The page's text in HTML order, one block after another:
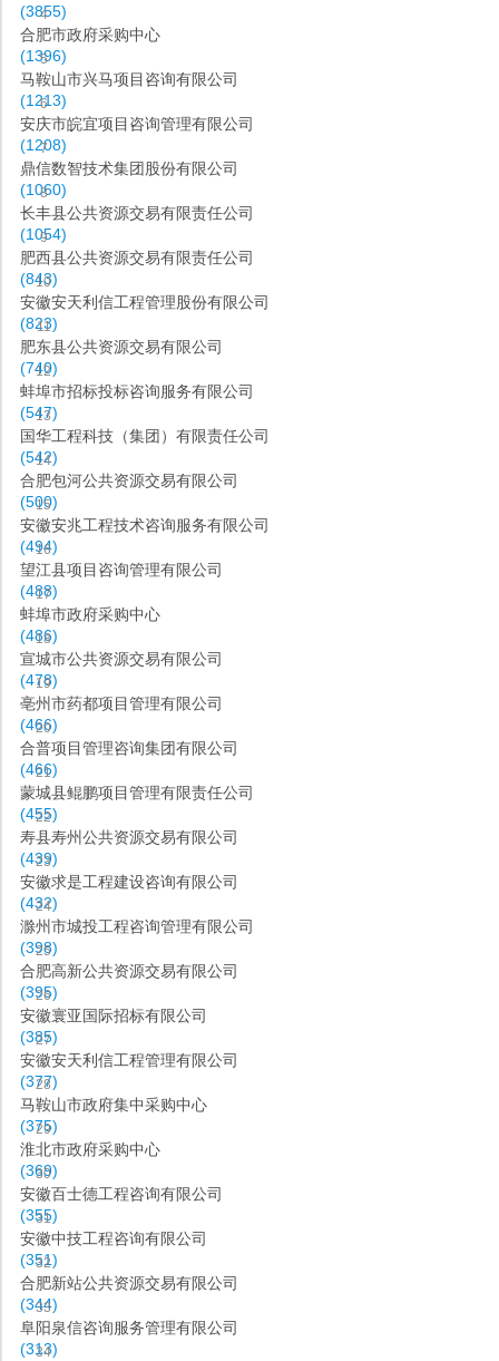
(3855)
4
合肥市政府采购中心
(1396)
5
马鞍山市兴马项目咨询有限公司
(1213)
6
安庆市皖宜项目咨询管理有限公司
(1208)
7
鼎信数智技术集团股份有限公司
(1060)
8
长丰县公共资源交易有限责任公司
(1054)
9
肥西县公共资源交易有限责任公司
(843)
10
安徽安天利信工程管理股份有限公司
(823)
11
肥东县公共资源交易有限公司
(740)
12
蚌埠市招标投标咨询服务有限公司
(547)
13
国华工程科技（集团）有限责任公司
(542)
14
合肥包河公共资源交易有限公司
(500)
15
安徽安兆工程技术咨询服务有限公司
(494)
16
望江县项目咨询管理有限公司
(488)
17
蚌埠市政府采购中心
(486)
18
宣城市公共资源交易有限公司
(478)
19
亳州市药都项目管理有限公司
(466)
20
合普项目管理咨询集团有限公司
(466)
21
蒙城县鲲鹏项目管理有限责任公司
(455)
22
寿县寿州公共资源交易有限公司
(439)
23
安徽求是工程建设咨询有限公司
(432)
24
滁州市城投工程咨询管理有限公司
(398)
25
合肥高新公共资源交易有限公司
(395)
26
安徽寰亚国际招标有限公司
(385)
27
安徽安天利信工程管理有限公司
(377)
28
马鞍山市政府集中采购中心
(375)
29
淮北市政府采购中心
(369)
30
安徽百士德工程咨询有限公司
(355)
31
安徽中技工程咨询有限公司
(351)
32
合肥新站公共资源交易有限公司
(344)
33
阜阳泉信咨询服务管理有限公司
(313)
34